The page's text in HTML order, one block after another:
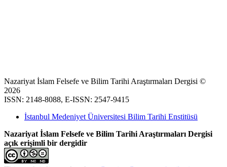
Nazariyat İslam Felsefe ve Bilim Tarihi Araştırmaları Dergisi ©
2026
ISSN: 2148-8088, E-ISSN: 2547-9415
İstanbul Medeniyet Üniversitesi Bilim Tarihi Enstitüsü
Nazariyat İslam Felsefe ve Bilim Tarihi Araştırmaları Dergisi
açık erişimli bir dergidir